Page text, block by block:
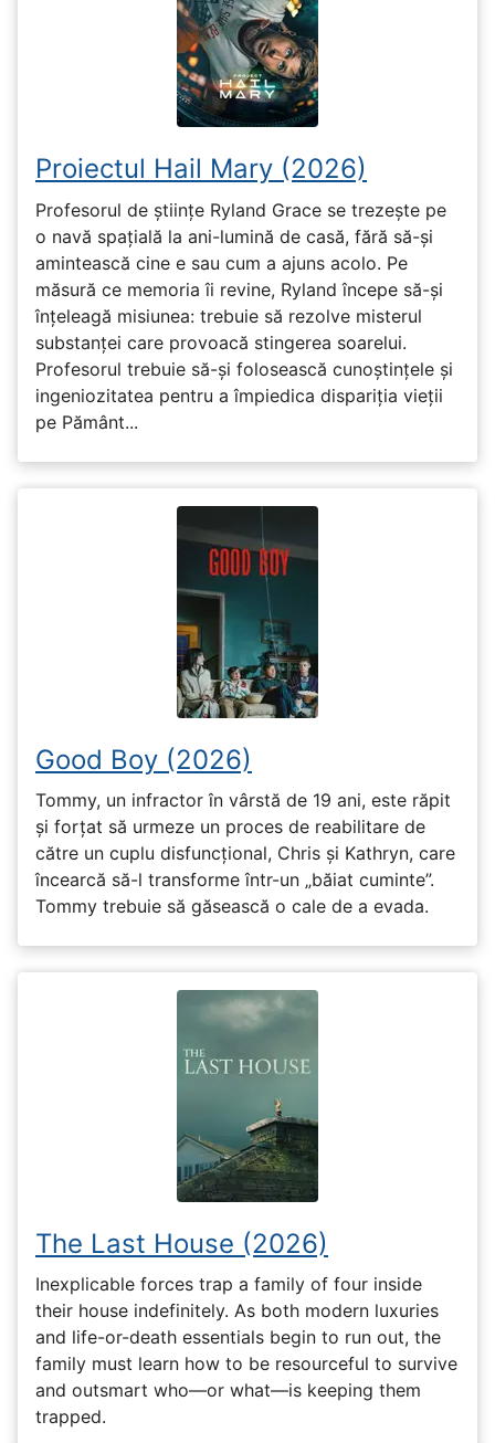
Proiectul Hail Mary (2026)
Profesorul de științe Ryland Grace se trezește pe
o navă spațială la ani-lumină de casă, fără să-și
amintească cine e sau cum a ajuns acolo. Pe
măsură ce memoria îi revine, Ryland începe să-și
înțeleagă misiunea: trebuie să rezolve misterul
substanței care provoacă stingerea soarelui.
Profesorul trebuie să-și folosească cunoștințele și
ingeniozitatea pentru a împiedica dispariția vieții
pe Pământ...
Good Boy (2026)
Tommy, un infractor în vârstă de 19 ani, este răpit
și forțat să urmeze un proces de reabilitare de
către un cuplu disfuncțional, Chris și Kathryn, care
încearcă să-l transforme într-un „băiat cuminte”.
Tommy trebuie să găsească o cale de a evada.
The Last House (2026)
Inexplicable forces trap a family of four inside
their house indefinitely. As both modern luxuries
and life-or-death essentials begin to run out, the
family must learn how to be resourceful to survive
and outsmart who—or what—is keeping them
trapped.